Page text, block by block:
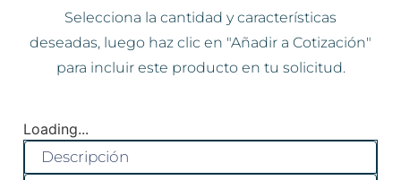
Selecciona la cantidad y características
deseadas, luego haz clic en "Añadir a Cotización"
para incluir este producto en tu solicitud.
Loading...
Descripción